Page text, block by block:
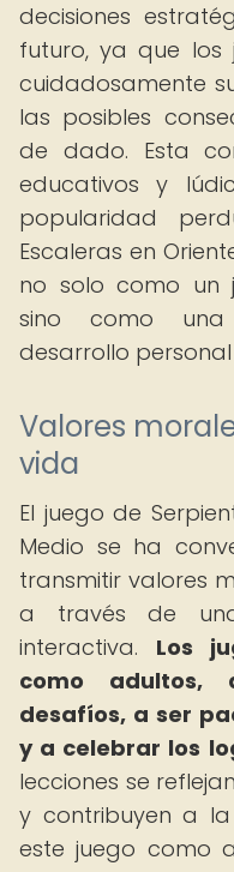
decisiones
futuro, ya que los
cuidadosamente
las posibles
de dado. Esta
educativos y
popularidad
Escaleras en
no solo como un
sino como
desarrollo personal
Valores
vida
El juego de
Medio se ha
transmitir valores
a través de
interactiva. Los
como adultos,
desafíos, a ser
y a celebrar los
lecciones se
y contribuyen a
este juego como